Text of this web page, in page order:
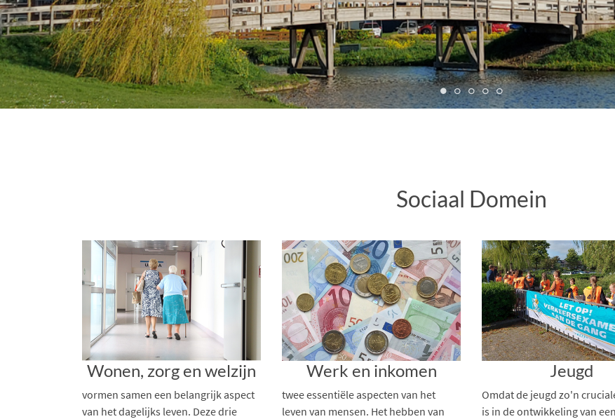
Sociaal Domein
Wonen, zorg en welzijn
vormen samen een belangrijk aspect
van het dagelijks leven. Deze drie
Werk en inkomen
twee essentiële aspecten van het
leven van mensen. Het hebben van
Jeugd
Omdat de jeugd zo'n
is in de ontwikkeling van een